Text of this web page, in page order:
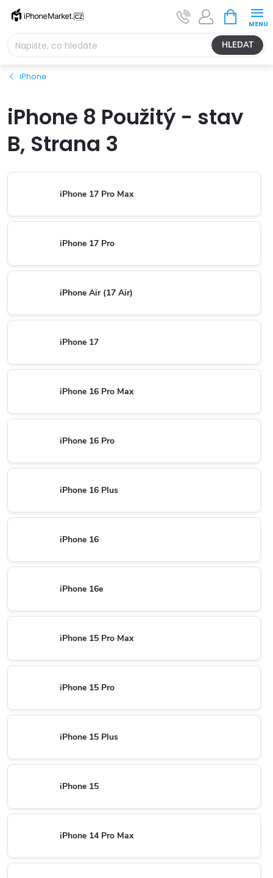
Přejít
obsah
HLEDAT
NÁKUPNÍ
KOŠÍK
iPhone
iPhone 8 Použitý - stav
B, Strana 3
iPhone 17 Pro Max
iPhone 17 Pro
iPhone Air (17 Air)
iPhone 17
iPhone 16 Pro Max
iPhone 16 Pro
iPhone 16 Plus
iPhone 16
iPhone 16e
iPhone 15 Pro Max
iPhone 15 Pro
iPhone 15 Plus
iPhone 15
iPhone 14 Pro Max